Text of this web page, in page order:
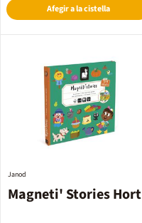
Afegir a la cistella
Magneti' Stories Hort
Janod